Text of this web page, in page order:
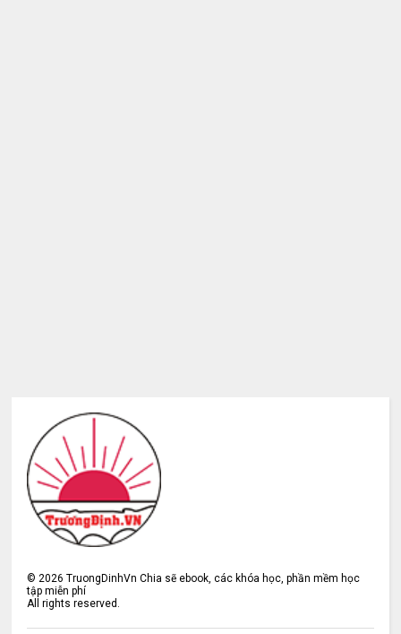
©2026 TruongDinhVn Chia sẽ ebook, các khóa học, phần mềm học
tập miễn phí
All rights reserved.